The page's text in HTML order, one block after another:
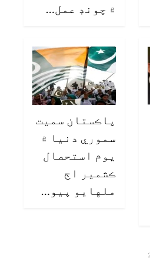
۾ چونڊ عمل…
پاڪستان سميت
سموري دنيا ۾
يوم استحصال
ڪشمير اڄ
ملهايو پيو…